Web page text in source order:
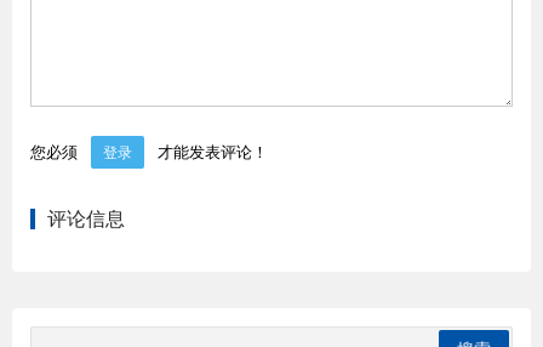
您必须 登录 才能发表评论！
评论信息